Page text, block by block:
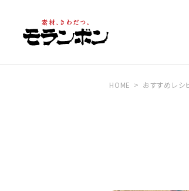
HOME おすすめレシ